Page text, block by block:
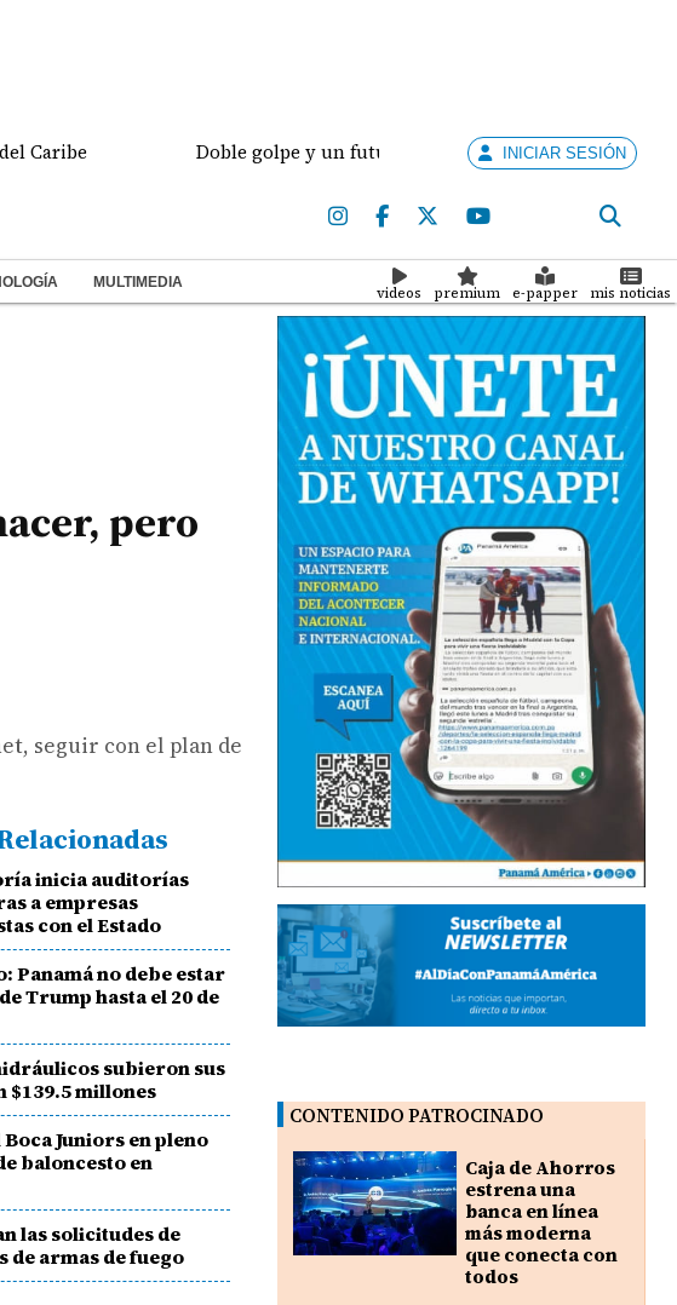
Doble golpe y un futuro por revisar Meduca
INICIAR SESIÓN
MULTIMEDIA
videos premium e-papper mis noticias
pero
seguir con el plan de
inicia auditorías
a empresas
con el Estado
Panamá no debe estar
Trump hasta el 20 de
subieron sus
$139.5 millones
Boca Juniors en pleno
baloncesto en
las solicitudes de
de armas de fuego
CONTENIDO PATROCINADO
Caja de Ahorros
estrena una
banca en línea
más moderna
que conecta con
todos